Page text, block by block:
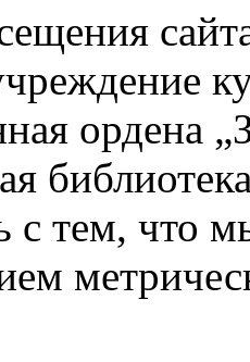
ордена
с тем, что